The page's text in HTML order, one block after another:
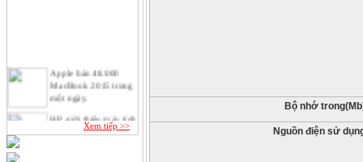
Apple bán 48.000
MacBook 2015 trong
một ngày.
HP giới thiệu máy tính
để bàn Stream và
Xem tiếp >>
Bộ nhớ
Nguồn điện sử